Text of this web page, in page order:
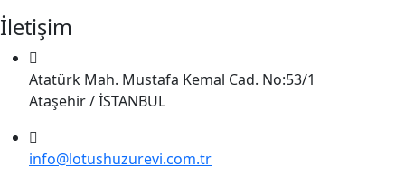
İletişim
Atatürk Mah. Mustafa Kemal Cad. No:53/1
Ataşehir / İSTANBUL
info@lotushuzurevi.com.tr